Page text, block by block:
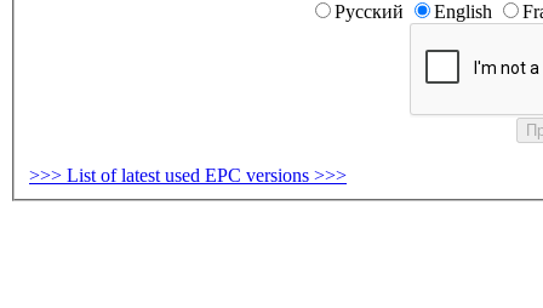
Русский English
>>> List of latest used EPC versions >>>